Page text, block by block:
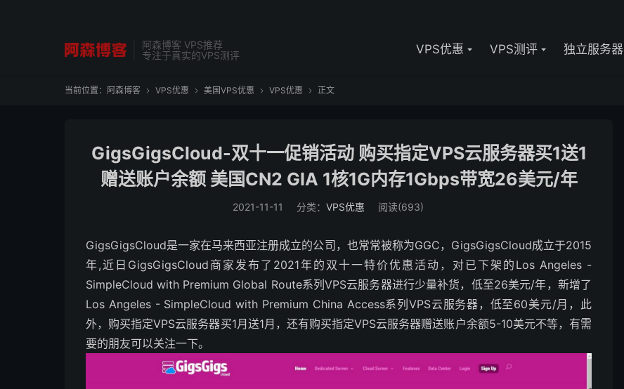
阿森博客 VPS推荐
专注于真实的VPS测评
VPS优惠 VPS测评 独立服务器
当前位置： 阿森博客  VPS优惠  美国VPS优惠  VPS优惠  正文
GigsGigsCloud-双十一促销活动 购买指定VPS云服务器买1送1
赠送账户余额 美国CN2 GIA 1核1G内存1Gbps带宽26美元/年
2021-11-11 分类： VPS优惠 阅读(693)
GigsGigsCloud是一家在马来西亚注册成立的公司，也常常被称为GGC，GigsGigsCloud成立于2015
年,近日GigsGigsCloud商家发布了2021年的双十一特价优惠活动，对已下架的Los Angeles -
SimpleCloud with Premium Global Route系列VPS云服务器进行少量补货，低至26美元/年，新增了
Los Angeles - SimpleCloud with Premium China Access系列VPS云服务器，低至60美元/月，此
外，购买指定VPS云服务器买1月送1月，还有购买指定VPS云服务器赠送账户余额5-10美元不等，有需
要的朋友可以关注一下。